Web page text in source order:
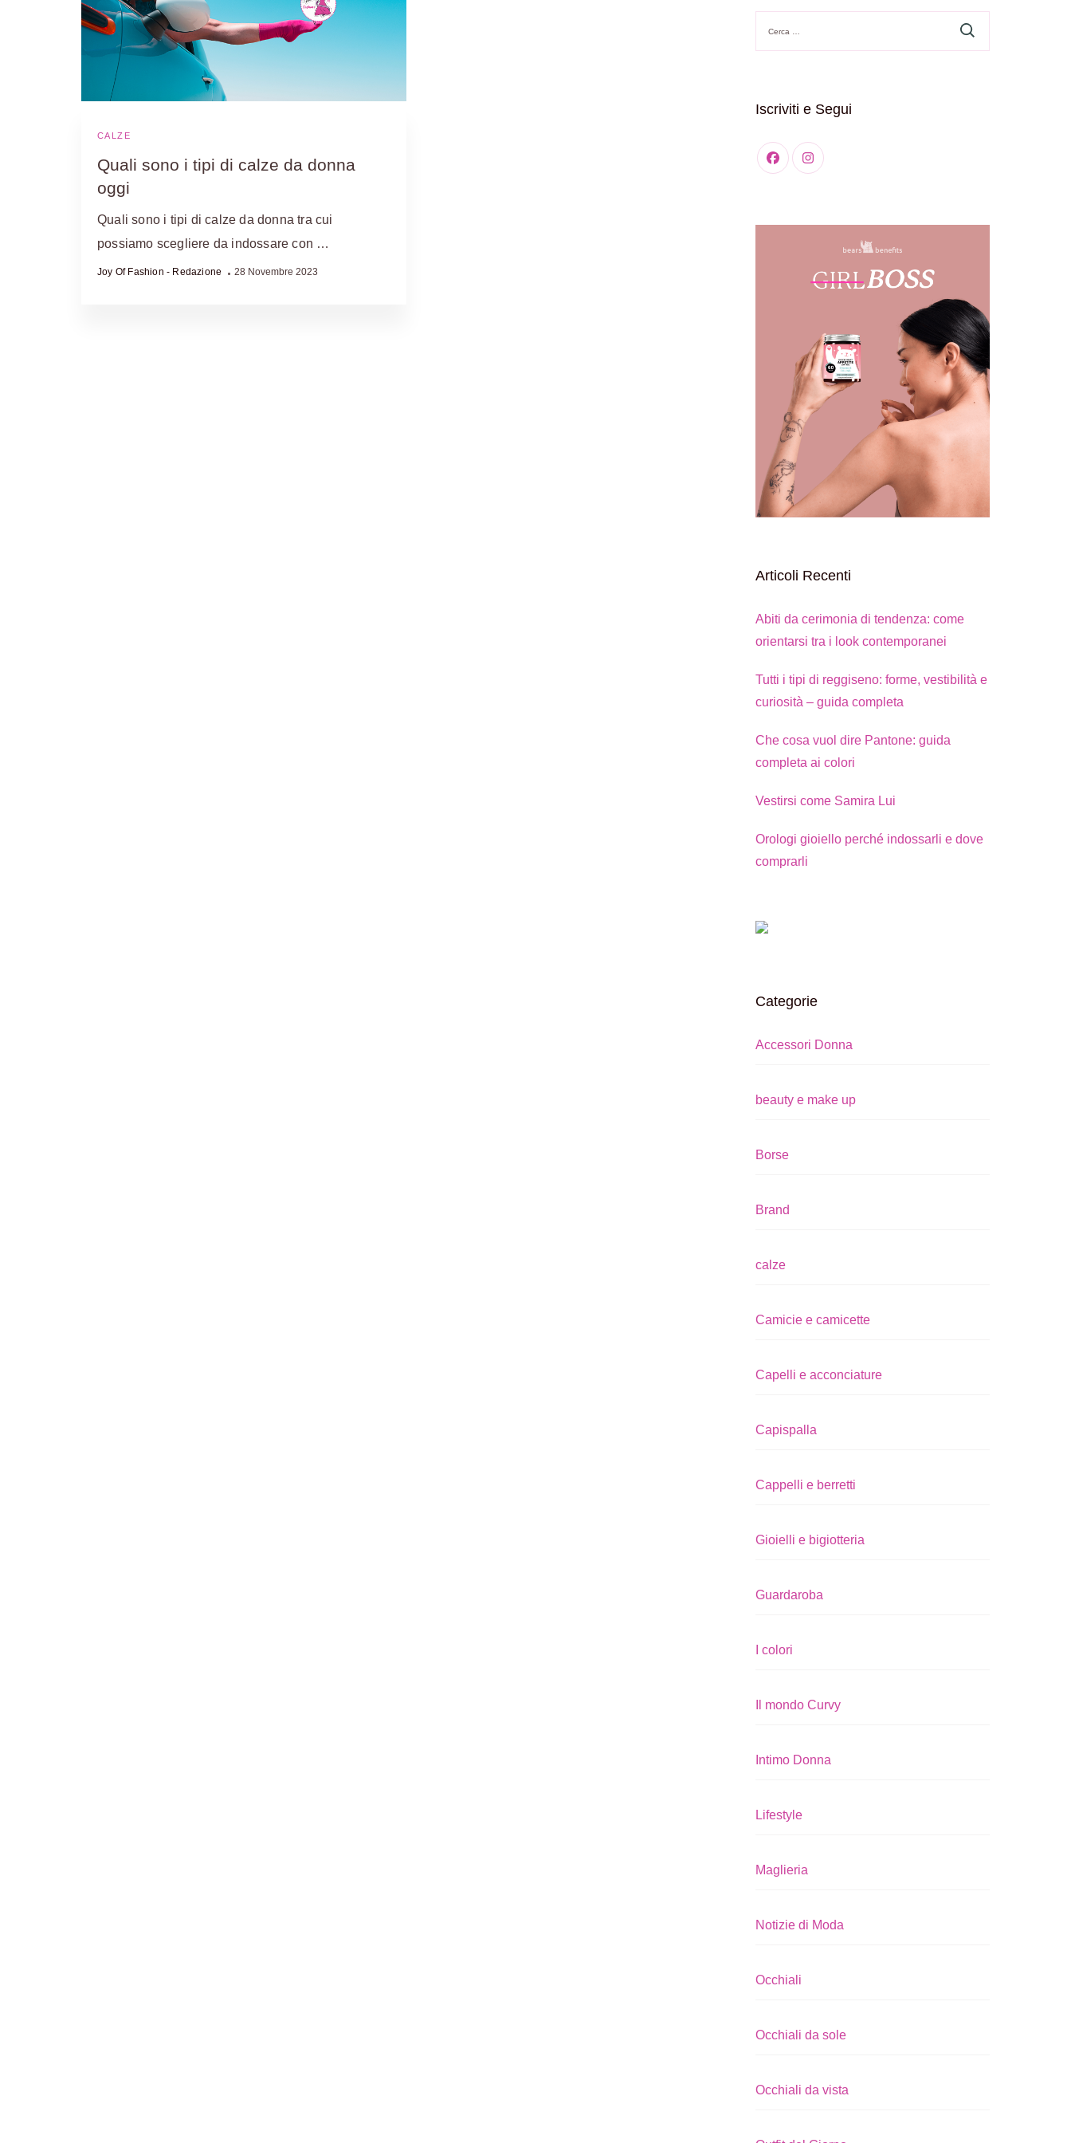
CALZE
Quali sono i tipi di calze da donna
oggi
Quali sono i tipi di calze da donna tra cui
possiamo scegliere da indossare con …
Joy Of Fashion - Redazione 28 Novembre 2023
per:
Iscriviti e Segui
Articoli Recenti
Abiti da cerimonia di tendenza: come
orientarsi tra i look contemporanei
Tutti i tipi di reggiseno: forme, vestibilità e
curiosità – guida completa
Che cosa vuol dire Pantone: guida
completa ai colori
Vestirsi come Samira Lui
Orologi gioiello perché indossarli e dove
comprarli
Categorie
Accessori Donna
beauty e make up
Borse
Brand
calze
Camicie e camicette
Capelli e acconciature
Capispalla
Cappelli e berretti
Gioielli e bigiotteria
Guardaroba
I colori
Il mondo Curvy
Intimo Donna
Lifestyle
Maglieria
Notizie di Moda
Occhiali
Occhiali da sole
Occhiali da vista